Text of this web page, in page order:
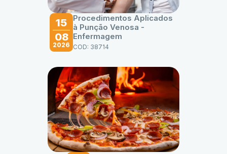
15
08
2026
Procedimentos Aplicados
à Punção Venosa -
Enfermagem
COD: 38714